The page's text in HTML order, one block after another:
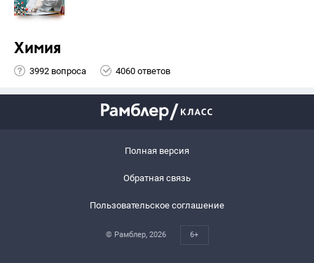
Химия
3992 вопроса 4060 ответов
Полная версия
Обратная связь
Пользовательское соглашение
© Рамблер, 2026 6+